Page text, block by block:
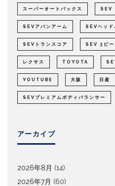
スーパーオートバックス SEV
SEVアバンアーム SEVヘッド
SEVトランスコア SEV 3ビー
レクサス TOYOTA
YOUTUBE 大阪 日産
SEVプレミアムボディバランサー
アーカイブ
2026年8月 (14)
2026年7月 (60)